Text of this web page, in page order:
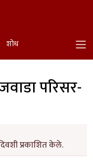
शोध
परिसर-
प्रकाशित केले.